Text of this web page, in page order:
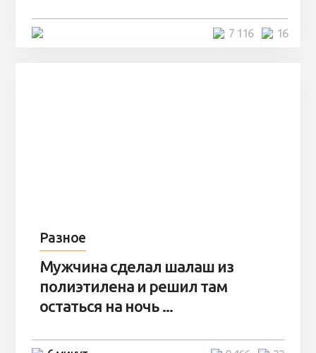
16
7 116
Разное
Мужчина сделал шалаш из
полиэтилена и решил там
остаться на ночь ...